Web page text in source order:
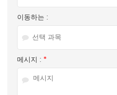
이동하는 :
메시지 : *